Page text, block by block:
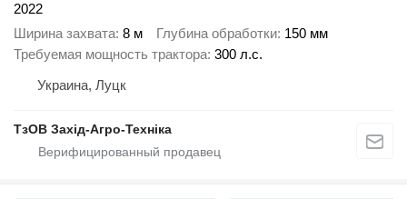
2022
Ширина захвата 8 м Глубина обработки 150 мм
Требуемая мощность трактора 300 л.с.
Украина, Луцк
ТзОВ Захід-Агро-Техніка